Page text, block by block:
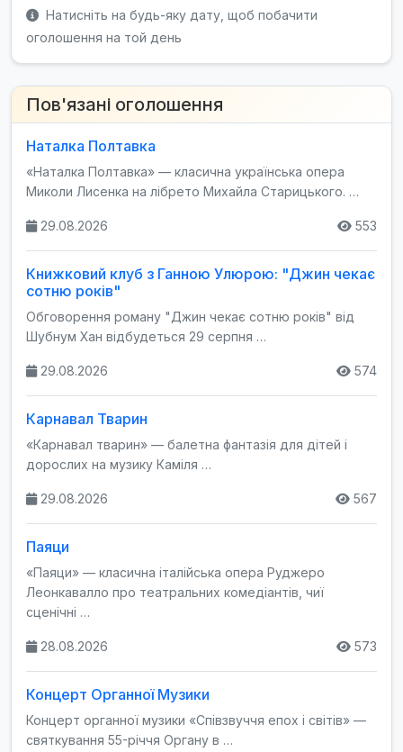
Натисніть на будь-яку дату, щоб побачити
оголошення на той день
Пов'язані оголошення
Наталка Полтавка
«Наталка Полтавка» — класична українська опера
Миколи Лисенка на лібрето Михайла Старицького. …
29.08.2026 553
Книжковий клуб з Ганною Улюрою: "Джин чекає
сотню років"
Обговорення роману "Джин чекає сотню років" від
Шубнум Хан відбудеться 29 серпня …
29.08.2026 574
Карнавал Тварин
«Карнавал тварин» — балетна фантазія для дітей і
дорослих на музику Каміля …
29.08.2026 567
Паяци
«Паяци» — класична італійська опера Руджеро
Леонкавалло про театральних комедіантів, чиї
сценічні …
28.08.2026 573
Концерт Органної Музики
Концерт органної музики «Співзвуччя епох і світів» —
святкування 55-річчя Органу в …